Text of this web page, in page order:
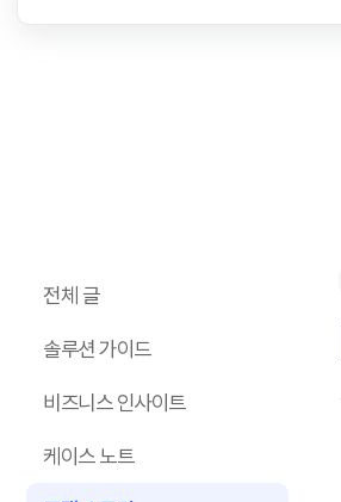
전체 글
솔루션 가이드
비즈니스 인사이트
케이스 노트